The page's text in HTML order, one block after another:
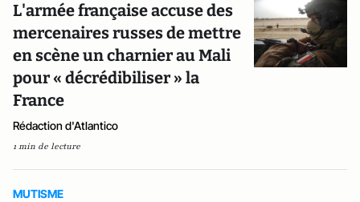
L'armée française accuse des
mercenaires russes de mettre
en scène un charnier au Mali
pour « décrédibiliser » la
France
Rédaction d'Atlantico
1 min de lecture
MUTISME